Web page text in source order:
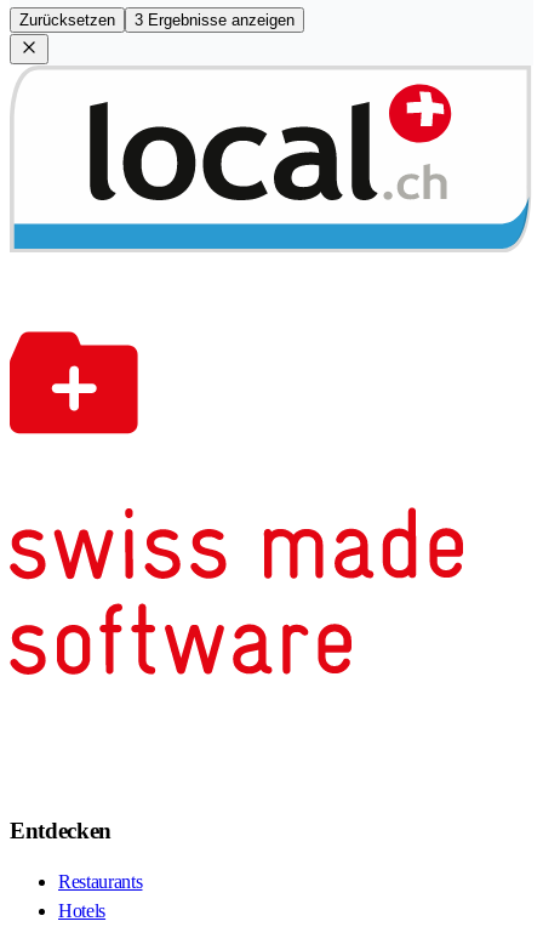
Zurücksetzen 3 Ergebnisse anzeigen
Entdecken
Restaurants
Hotels